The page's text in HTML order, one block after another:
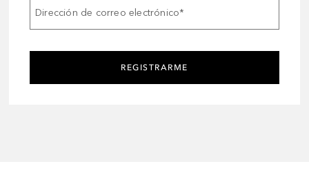
Dirección de correo electrónico*
REGISTRARME